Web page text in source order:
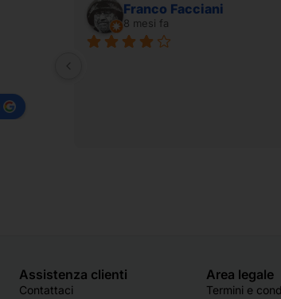
Franco Facciani
8 mesi fa
Assistenza clienti
Contattaci
Area legale
Termini e